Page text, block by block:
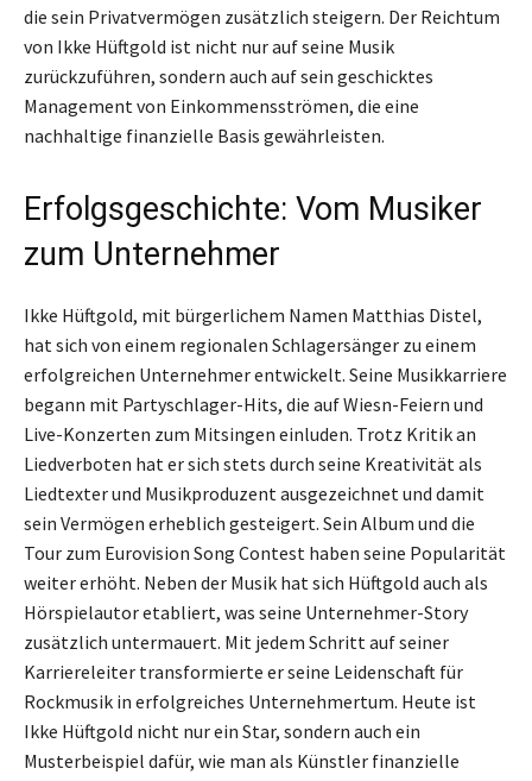
die sein Privatvermögen zusätzlich steigern. Der Reichtum
von Ikke Hüftgold ist nicht nur auf seine Musik
zurückzuführen, sondern auch auf sein geschicktes
Management von Einkommensströmen, die eine
nachhaltige finanzielle Basis gewährleisten.
Erfolgsgeschichte: Vom Musiker
zum Unternehmer
Ikke Hüftgold, mit bürgerlichem Namen Matthias Distel,
hat sich von einem regionalen Schlagersänger zu einem
erfolgreichen Unternehmer entwickelt. Seine Musikkarriere
begann mit Partyschlager-Hits, die auf Wiesn-Feiern und
Live-Konzerten zum Mitsingen einluden. Trotz Kritik an
Liedverboten hat er sich stets durch seine Kreativität als
Liedtexter und Musikproduzent ausgezeichnet und damit
sein Vermögen erheblich gesteigert. Sein Album und die
Tour zum Eurovision Song Contest haben seine Popularität
weiter erhöht. Neben der Musik hat sich Hüftgold auch als
Hörspielautor etabliert, was seine Unternehmer-Story
zusätzlich untermauert. Mit jedem Schritt auf seiner
Karriereleiter transformierte er seine Leidenschaft für
Rockmusik in erfolgreiches Unternehmertum. Heute ist
Ikke Hüftgold nicht nur ein Star, sondern auch ein
Musterbeispiel dafür, wie man als Künstler finanzielle